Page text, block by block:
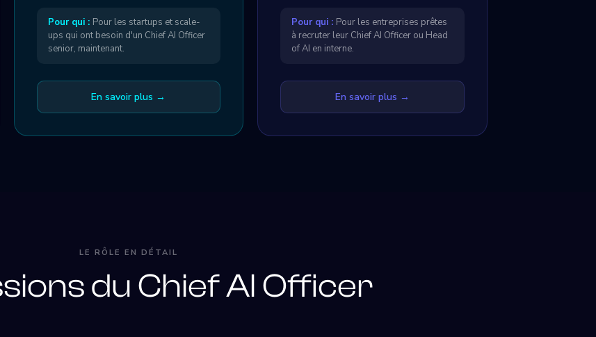
Pour qui : Pour les startups et scale-
ups qui ont besoin d'un Chief AI Officer
senior, maintenant.
En savoir plus →
Pour qui : Pour les entreprises prêtes
à recruter leur Chief AI Officer ou Head
of AI en interne.
En savoir plus →
LE RÔLE EN DÉTAIL
du Chief AI Officer